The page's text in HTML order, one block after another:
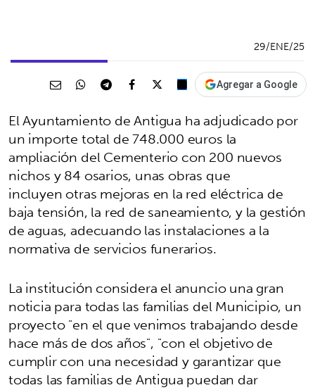
29/ENE/25
Agregar a Google
El Ayuntamiento de Antigua ha adjudicado por
un importe total de 748.000 euros la
ampliación del Cementerio con 200 nuevos
nichos y 84 osarios, unas obras que
incluyen otras mejoras en la red eléctrica de
baja tensión, la red de saneamiento, y la gestión
de aguas, adecuando las instalaciones a la
normativa de servicios funerarios.
La institución considera el anuncio una gran
noticia para todas las familias del Municipio, un
proyecto "en el que venimos trabajando desde
hace más de dos años", "con el objetivo de
cumplir con una necesidad y garantizar que
todas las familias de Antigua puedan dar